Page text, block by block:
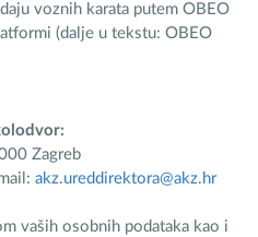
voznih karata putem OBEO
(dalje u tekstu: OBEO
Zagreb
akz.ureddirektora@akz.hr
vaših osobnih podataka kao i